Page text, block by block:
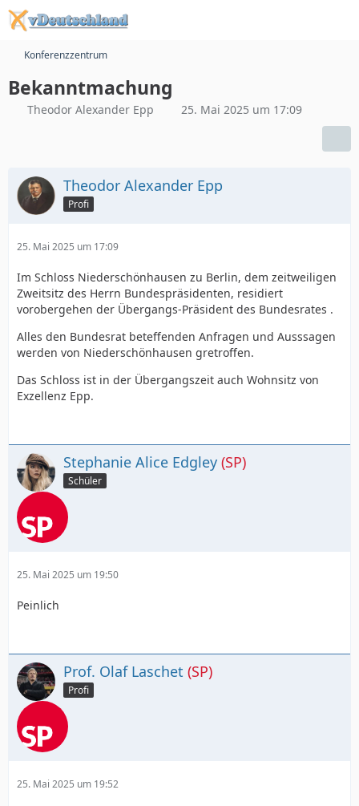
Konferenzzentrum
Bekanntmachung
Theodor Alexander Epp 25. Mai 2025 um 17:09
Theodor Alexander Epp
Profi
25. Mai 2025 um 17:09
Im Schloss Niederschönhausen zu Berlin, dem zeitweiligen
Zweitsitz des Herrn Bundespräsidenten, residiert
vorobergehen der Übergangs-Präsident des Bundesrates .
Alles den Bundesrat beteffenden Anfragen und Ausssagen
werden von Niederschönhausen gretroffen.
Das Schloss ist in der Übergangszeit auch Wohnsitz von
Exzellenz Epp.
Stephanie Alice Edgley (SP)
Schüler
25. Mai 2025 um 19:50
Peinlich
Prof. Olaf Laschet (SP)
Profi
25. Mai 2025 um 19:52